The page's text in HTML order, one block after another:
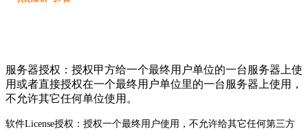
服务器授权：授权甲方给一个最终用户单位的一台服务器上使
用或者直接授权在一个最终用户单位里的一台服务器上使用，
不允许其它任何单位使用。
软件License授权：授权一个最终用户使用，不允许给其它任何第三方